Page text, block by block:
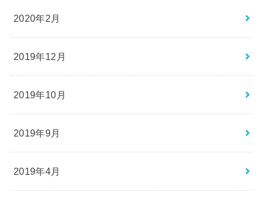
2020年2月
2019年12月
2019年10月
2019年9月
2019年4月